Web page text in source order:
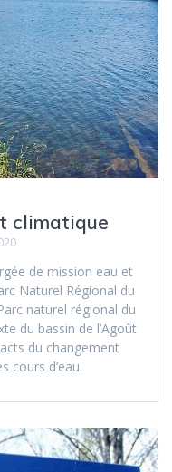
climatique
de mission eau et
Naturel Régional du
naturel régional du
du bassin de l’Agoût
du changement
cours d’eau.